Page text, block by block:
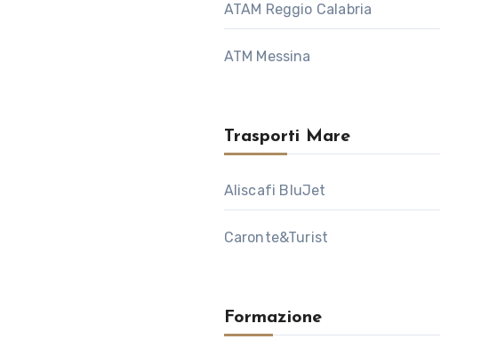
ATAM Reggio Calabria
ATM Messina
Trasporti Mare
Aliscafi BluJet
Caronte&Turist
Formazione